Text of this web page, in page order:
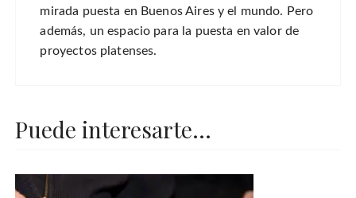
mirada puesta en Buenos Aires y el mundo. Pero
además, un espacio para la puesta en valor de
proyectos platenses.
Puede interesarte...